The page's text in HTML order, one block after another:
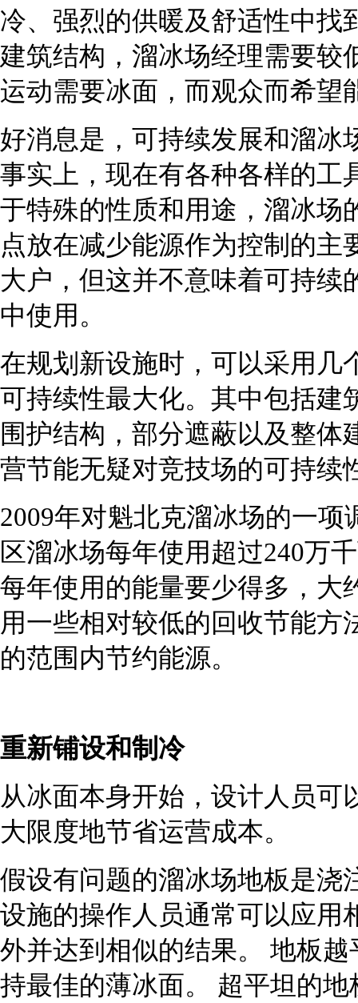
冷、强烈的供暖及舒适性中找
建筑结构，溜冰场经理需要较
运动需要冰面，而观众而希望
好消息是，可持续发展和溜冰
事实上，现在有各种各样的工
于特殊的性质和用途，溜冰场
点放在减少能源作为控制的主
大户，但这并不意味着可持续
中使用。
在规划新设施时，可以采用几
可持续性最大化。其中包括建
围护结构，部分遮蔽以及整体
营节能无疑对竞技场的可持续
2009年对魁北克溜冰场的一
区溜冰场每年使用超过240万
每年使用的能量要少得多，大
用一些相对较低的回收节能方
的范围内节约能源。
重新铺设和制冷
从冰面本身开始，设计人员可
大限度地节省运营成本。
假设有问题的溜冰场地板是浇
设施的操作人员通常可以应用
外并达到相似的结果。 地板
持最佳的薄冰面。 超平坦的